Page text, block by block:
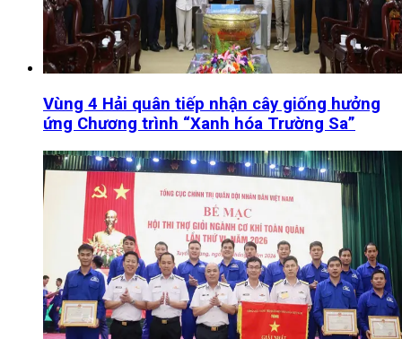
Vùng 4 Hải quân tiếp nhận cây giống hưởng
ứng Chương trình “Xanh hóa Trường Sa”